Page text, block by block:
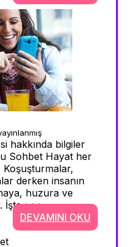
hakkında bilgiler
Sohbet Hayat her
Koşuşturmalar,
derken insanın
huzura ve
İşte >>>
DEVAMINI OKU